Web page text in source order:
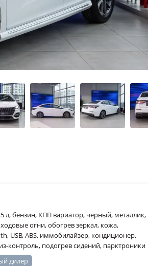
л, бензин, КПП вариатор, черный, металлик,
огни, обогрев зеркал, кожа,
USB, ABS, иммобилайзер, кондиционер,
контроль, подогрев сидений, парктроники
дилер